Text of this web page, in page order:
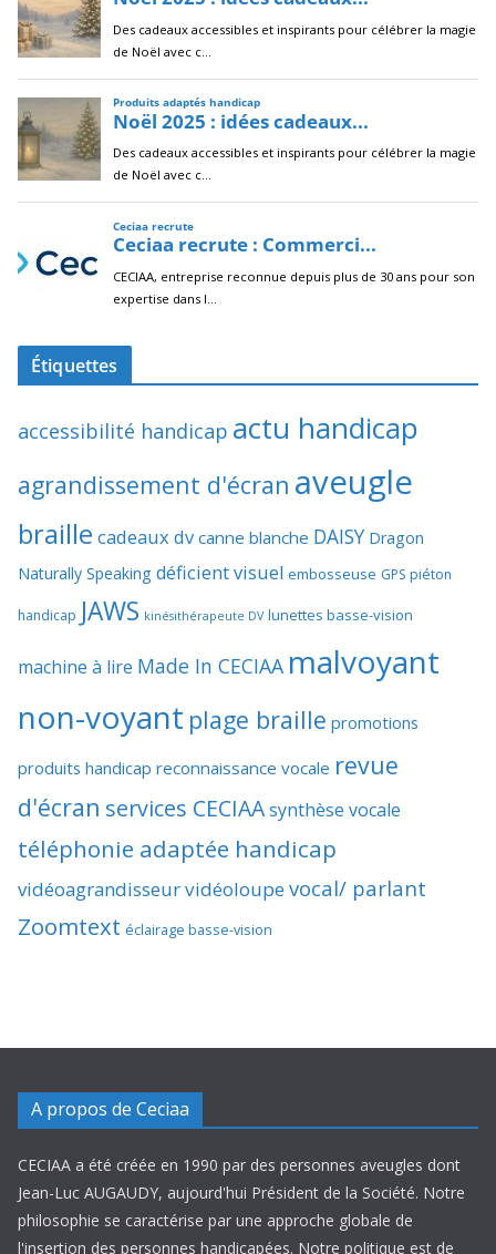
Étiquettes
accessibilité handicap actu handicap
agrandissement d'écran aveugle
braille cadeaux dv canne blanche DAISY Dragon
Naturally Speaking déficient visuel embosseuse GPS piéton
handicap JAWS kinésithérapeute DV lunettes basse-vision
machine à lire Made In CECIAA malvoyant
non-voyant plage braille promotions
produits handicap reconnaissance vocale revue
d'écran services CECIAAsynthèse vocale
téléphonie adaptée handicap
vidéoagrandisseurvidéoloupevocal/ parlant
Zoomtext éclairage basse-vision
A propos de Ceciaa
CECIAA a été créée en 1990 par des personnes aveugles dont
Jean-Luc AUGAUDY, aujourd'hui Président de la Société. Notre
philosophie se caractérise par une approche globale de
l'insertion des personnes handicapées. Notre politique est de